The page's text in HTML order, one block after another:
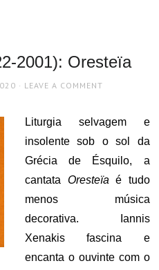
2001): Oresteïa
LEAVE A COMMENT
Liturgia selvagem e
insolente sob o sol da
Grécia de Ésquilo, a
cantata Oresteïaé tudo
menos música
decorativa. Iannis
Xenakis fascina e
encanta o ouvinte com o